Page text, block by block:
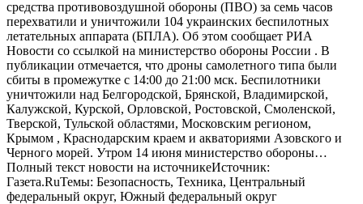
средства противовоздушной обороны (ПВО) за семь часов
перехватили и уничтожили 104 украинских беспилотных
летательных аппарата (БПЛА). Об этом сообщает РИА
Новости со ссылкой на министерство обороны России . В
публикации отмечается, что дроны самолетного типа были
сбиты в промежутке с 14:00 до 21:00 мск. Беспилотники
уничтожили над Белгородской, Брянской, Владимирской,
Калужской, Курской, Орловской, Ростовской, Смоленской,
Тверской, Тульской областями, Московским регионом,
Крымом , Краснодарским краем и акваториями Азовского и
Черного морей. Утром 14 июня министерство обороны…
Полный текст новости на источникеИсточник:
Газета.RuТемы: Безопасность, Техника, Центральный
федеральный округ, Южный федеральный округ